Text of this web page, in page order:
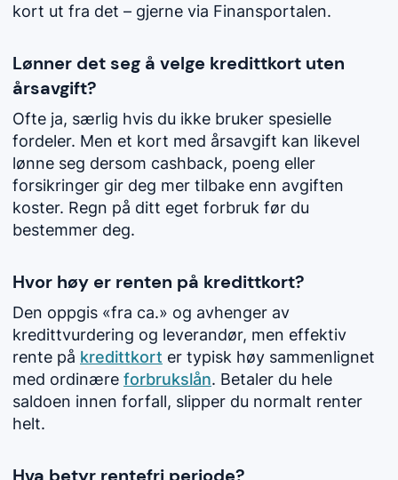
kort ut fra det – gjerne via Finansportalen.
Lønner det seg å velge kredittkort uten
årsavgift?
Ofte ja, særlig hvis du ikke bruker spesielle
fordeler. Men et kort med årsavgift kan likevel
lønne seg dersom cashback, poeng eller
forsikringer gir deg mer tilbake enn avgiften
koster. Regn på ditt eget forbruk før du
bestemmer deg.
Hvor høy er renten på kredittkort?
Den oppgis «fra ca.» og avhenger av
kredittvurdering og leverandør, men effektiv
rente på kredittkort er typisk høy sammenlignet
med ordinære forbrukslån. Betaler du hele
saldoen innen forfall, slipper du normalt renter
helt.
Hva betyr rentefri periode?